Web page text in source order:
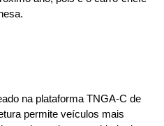
na plataforma TNGA-C de
permite veículos mais